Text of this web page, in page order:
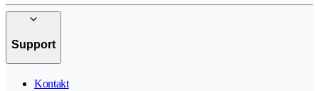
Support
Kontakt